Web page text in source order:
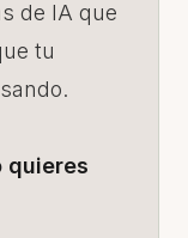
de IA que
tu
quieres